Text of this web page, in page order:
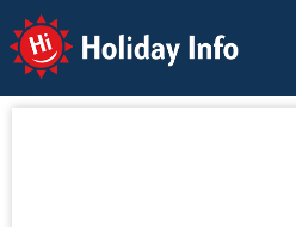
Holiday Info